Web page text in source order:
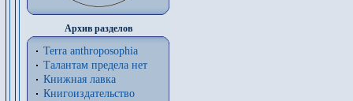
Архив разделов
Terra anthroposophia
Талантам предела нет
Книжная лавка
Книгоиздательство